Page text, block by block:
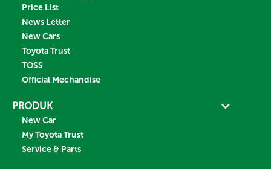
Price List
News Letter
New Cars
Toyota Trust
TOSS
Official Mechandise
PRODUK
New Car
My Toyota Trust
Service & Parts